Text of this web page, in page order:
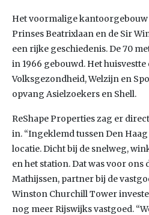
Het voormalige kantoorgebouw
Prinses Beatrixlaan en de Sir
een rijke geschiedenis. De 70
in 1966 gebouwd. Het
Volksgezondheid, Welzijn en
opvang Asielzoekers en Shell.
ReShape Properties zag er
in. “Ingeklemd tussen Den
locatie. Dicht bij de snelweg,
en het station. Dat was voor ons
Mathijssen, partner bij de
Winston Churchill Tower
nog meer Rijswijks vastgoed.